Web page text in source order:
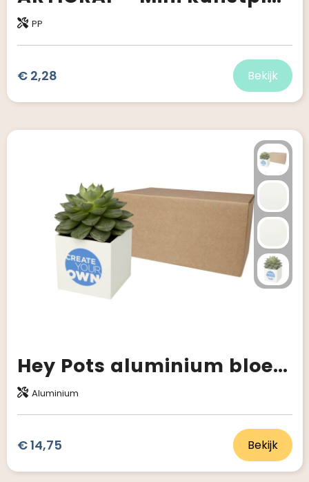
PP
€ 2,28 Bekijk
Hey Pots aluminium bloempot, vetplant
Aluminium
€ 14,75 Bekijk